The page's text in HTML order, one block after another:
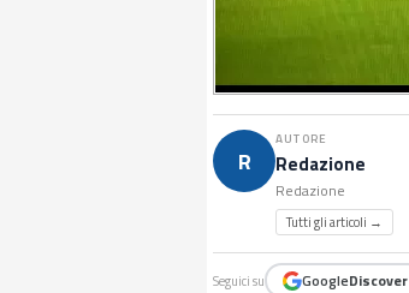
R
AUTORE
Redazione
Redazione
Tutti gli articoli →
Seguici su GoogleDiscover